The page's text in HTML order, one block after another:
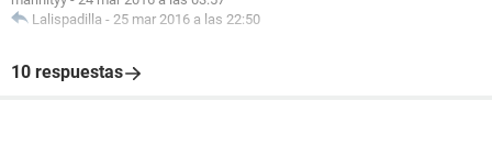
Lalispadilla - 25 mar 2016 a las 22:50
10 respuestas